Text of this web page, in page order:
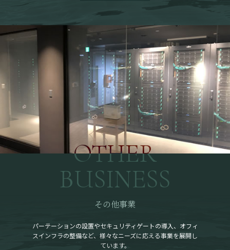
OTHER
BUSINESS
その他事業
パーテーションの設置やセキュリティゲートの導入、オフィ
スインフラの整備など、様々なニーズに応える事業を展開し
ています。